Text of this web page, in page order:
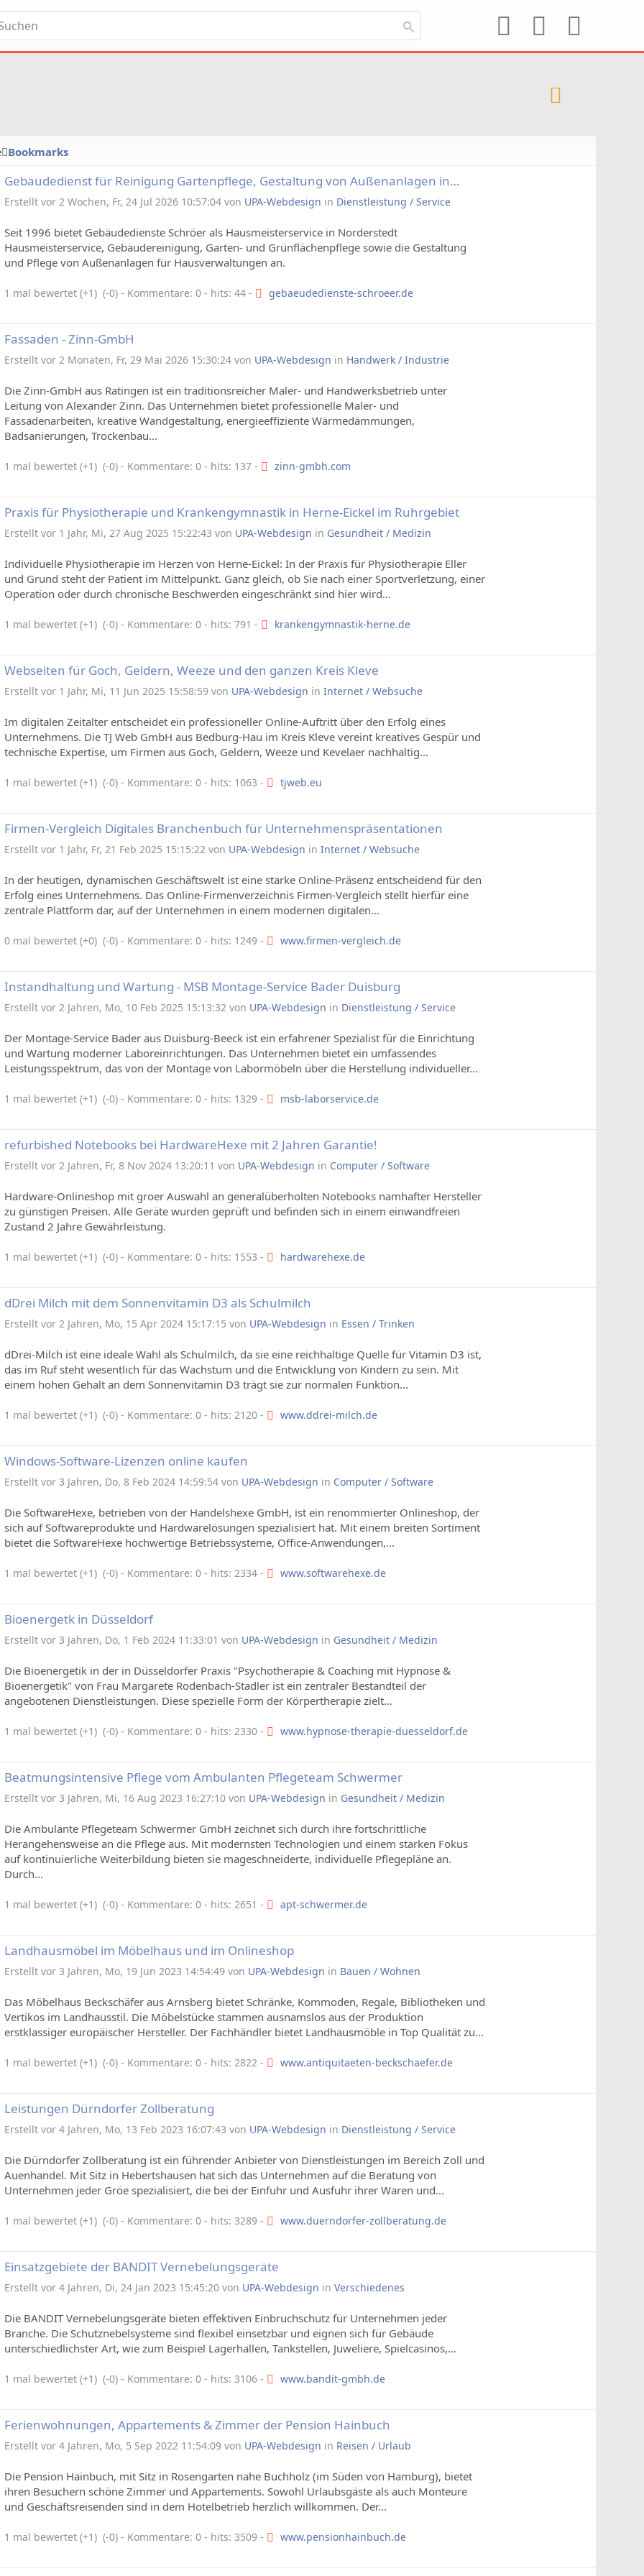
Bookmarks
Gebäudedienst für Reinigung Gartenpflege, Gestaltung von Außenanlagen in
Norderstedt
Erstellt vor 2 Wochen, Fr, 24 Jul 2026 10:57:04 von UPA-Webdesign in Dienstleistung / Service
Seit 1996 bietet Gebäudedienste Schröer als Hausmeisterservice in Norderstedt
Hausmeisterservice, Gebäudereinigung, Garten- und Grünflächenpflege sowie die Gestaltung
und Pflege von Außenanlagen für Hausverwaltungen an.
1 mal bewertet (+1) (-0)- Kommentare: 0 - hits: 44 - gebaeudedienste-schroeer.de
Fassaden - Zinn-GmbH
Erstellt vor 2 Monaten, Fr, 29 Mai 2026 15:30:24 von UPA-Webdesign in Handwerk / Industrie
Die Zinn-GmbH aus Ratingen ist ein traditionsreicher Maler- und Handwerksbetrieb unter
Leitung von Alexander Zinn. Das Unternehmen bietet professionelle Maler- und
Fassadenarbeiten, kreative Wandgestaltung, energieeffiziente Wärmedämmungen,
Badsanierungen, Trockenbau...
1 mal bewertet (+1) (-0)- Kommentare: 0 - hits: 137 - zinn-gmbh.com
Praxis für Physiotherapie und Krankengymnastik in Herne-Eickel im Ruhrgebiet
Erstellt vor 1 Jahr, Mi, 27 Aug 2025 15:22:43 von UPA-Webdesign in Gesundheit / Medizin
Individuelle Physiotherapie im Herzen von Herne-Eickel: In der Praxis für Physiotherapie Eller
und Grund steht der Patient im Mittelpunkt. Ganz gleich, ob Sie nach einer Sportverletzung, einer
Operation oder durch chronische Beschwerden eingeschränkt sind hier wird...
1 mal bewertet (+1) (-0)- Kommentare: 0 - hits: 791 - krankengymnastik-herne.de
Webseiten für Goch, Geldern, Weeze und den ganzen Kreis Kleve
Erstellt vor 1 Jahr, Mi, 11 Jun 2025 15:58:59 von UPA-Webdesign in Internet / Websuche
Im digitalen Zeitalter entscheidet ein professioneller Online-Auftritt über den Erfolg eines
Unternehmens. Die TJ Web GmbH aus Bedburg-Hau im Kreis Kleve vereint kreatives Gespür und
technische Expertise, um Firmen aus Goch, Geldern, Weeze und Kevelaer nachhaltig...
1 mal bewertet (+1) (-0)- Kommentare: 0 - hits: 1063 - tjweb.eu
Firmen-Vergleich Digitales Branchenbuch für Unternehmenspräsentationen
Erstellt vor 1 Jahr, Fr, 21 Feb 2025 15:15:22 von UPA-Webdesign in Internet / Websuche
In der heutigen, dynamischen Geschäftswelt ist eine starke Online-Präsenz entscheidend für den
Erfolg eines Unternehmens. Das Online-Firmenverzeichnis Firmen-Vergleich stellt hierfür eine
zentrale Plattform dar, auf der Unternehmen in einem modernen digitalen...
0 mal bewertet (+0) (-0)- Kommentare: 0 - hits: 1249 - www.firmen-vergleich.de
Instandhaltung und Wartung - MSB Montage-Service Bader Duisburg
Erstellt vor 2 Jahren, Mo, 10 Feb 2025 15:13:32 von UPA-Webdesign in Dienstleistung / Service
Der Montage-Service Bader aus Duisburg-Beeck ist ein erfahrener Spezialist für die Einrichtung
und Wartung moderner Laboreinrichtungen. Das Unternehmen bietet ein umfassendes
Leistungsspektrum, das von der Montage von Labormöbeln über die Herstellung individueller...
1 mal bewertet (+1) (-0)- Kommentare: 0 - hits: 1329 - msb-laborservice.de
refurbished Notebooks bei HardwareHexe mit 2 Jahren Garantie!
Erstellt vor 2 Jahren, Fr, 8 Nov 2024 13:20:11 von UPA-Webdesign in Computer / Software
Hardware-Onlineshop mit groer Auswahl an generalüberholten Notebooks namhafter Hersteller
zu günstigen Preisen. Alle Geräte wurden geprüft und befinden sich in einem einwandfreien
Zustand 2 Jahre Gewährleistung.
1 mal bewertet (+1) (-0)- Kommentare: 0 - hits: 1553 - hardwarehexe.de
dDrei Milch mit dem Sonnenvitamin D3 als Schulmilch
Erstellt vor 2 Jahren, Mo, 15 Apr 2024 15:17:15 von UPA-Webdesign in Essen / Trinken
dDrei-Milch ist eine ideale Wahl als Schulmilch, da sie eine reichhaltige Quelle für Vitamin D3 ist,
das im Ruf steht wesentlich für das Wachstum und die Entwicklung von Kindern zu sein. Mit
einem hohen Gehalt an dem Sonnenvitamin D3 trägt sie zur normalen Funktion...
1 mal bewertet (+1) (-0)- Kommentare: 0 - hits: 2120 - www.ddrei-milch.de
Windows-Software-Lizenzen online kaufen
Erstellt vor 3 Jahren, Do, 8 Feb 2024 14:59:54 von UPA-Webdesign in Computer / Software
Die SoftwareHexe, betrieben von der Handelshexe GmbH, ist ein renommierter Onlineshop, der
sich auf Softwareprodukte und Hardwarelösungen spezialisiert hat. Mit einem breiten Sortiment
bietet die SoftwareHexe hochwertige Betriebssysteme, Office-Anwendungen,...
1 mal bewertet (+1) (-0)- Kommentare: 0 - hits: 2334 - www.softwarehexe.de
Bioenergetk in Düsseldorf
Erstellt vor 3 Jahren, Do, 1 Feb 2024 11:33:01 von UPA-Webdesign in Gesundheit / Medizin
Die Bioenergetik in der in Düsseldorfer Praxis "Psychotherapie & Coaching mit Hypnose &
Bioenergetik" von Frau Margarete Rodenbach-Stadler ist ein zentraler Bestandteil der
angebotenen Dienstleistungen. Diese spezielle Form der Körpertherapie zielt...
1 mal bewertet (+1) (-0)- Kommentare: 0 - hits: 2330 - www.hypnose-therapie-duesseldorf.de
Beatmungsintensive Pflege vom Ambulanten Pflegeteam Schwermer
Erstellt vor 3 Jahren, Mi, 16 Aug 2023 16:27:10 von UPA-Webdesign in Gesundheit / Medizin
Die Ambulante Pflegeteam Schwermer GmbH zeichnet sich durch ihre fortschrittliche
Herangehensweise an die Pflege aus. Mit modernsten Technologien und einem starken Fokus
auf kontinuierliche Weiterbildung bieten sie mageschneiderte, individuelle Pflegepläne an.
Durch...
1 mal bewertet (+1) (-0)- Kommentare: 0 - hits: 2651 - apt-schwermer.de
Landhausmöbel im Möbelhaus und im Onlineshop
Erstellt vor 3 Jahren, Mo, 19 Jun 2023 14:54:49 von UPA-Webdesign in Bauen / Wohnen
Das Möbelhaus Beckschäfer aus Arnsberg bietet Schränke, Kommoden, Regale, Bibliotheken und
Vertikos im Landhausstil. Die Möbelstücke stammen ausnamslos aus der Produktion
erstklassiger europäischer Hersteller. Der Fachhändler bietet Landhausmöble in Top Qualität zu...
1 mal bewertet (+1) (-0)- Kommentare: 0 - hits: 2822 - www.antiquitaeten-beckschaefer.de
Leistungen Dürndorfer Zollberatung
Erstellt vor 4 Jahren, Mo, 13 Feb 2023 16:07:43 von UPA-Webdesign in Dienstleistung / Service
Die Dürndorfer Zollberatung ist ein führender Anbieter von Dienstleistungen im Bereich Zoll und
Auenhandel. Mit Sitz in Hebertshausen hat sich das Unternehmen auf die Beratung von
Unternehmen jeder Gröe spezialisiert, die bei der Einfuhr und Ausfuhr ihrer Waren und...
1 mal bewertet (+1) (-0)- Kommentare: 0 - hits: 3289 - www.duerndorfer-zollberatung.de
Einsatzgebiete der BANDIT Vernebelungsgeräte
Erstellt vor 4 Jahren, Di, 24 Jan 2023 15:45:20 von UPA-Webdesign in Verschiedenes
Die BANDIT Vernebelungsgeräte bieten effektiven Einbruchschutz für Unternehmen jeder
Branche. Die Schutznebelsysteme sind flexibel einsetzbar und eignen sich für Gebäude
unterschiedlichster Art, wie zum Beispiel Lagerhallen, Tankstellen, Juweliere, Spielcasinos,...
1 mal bewertet (+1) (-0)- Kommentare: 0 - hits: 3106 - www.bandit-gmbh.de
Ferienwohnungen, Appartements & Zimmer der Pension Hainbuch
Erstellt vor 4 Jahren, Mo, 5 Sep 2022 11:54:09 von UPA-Webdesign in Reisen / Urlaub
Die Pension Hainbuch, mit Sitz in Rosengarten nahe Buchholz (im Süden von Hamburg), bietet
ihren Besuchern schöne Zimmer und Appartements. Sowohl Urlaubsgäste als auch Monteure
und Geschäftsreisenden sind in dem Hotelbetrieb herzlich willkommen. Der...
1 mal bewertet (+1) (-0)- Kommentare: 0 - hits: 3509 - www.pensionhainbuch.de